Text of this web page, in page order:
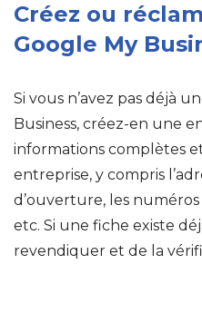
Créez ou
Google My
Si vous n’avez pas déjà
Business, créez-en une
informations complètes
entreprise, y compris
d’ouverture, les
etc. Si une fiche existe
revendiquer et de la